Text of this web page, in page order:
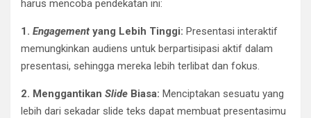
harus mencoba pendekatan ini:
1. Engagement yang Lebih Tinggi: Presentasi interaktif
memungkinkan audiens untuk berpartisipasi aktif dalam
presentasi, sehingga mereka lebih terlibat dan fokus.
2. Menggantikan Slide Biasa: Menciptakan sesuatu yang
lebih dari sekadar slide teks dapat membuat presentasimu